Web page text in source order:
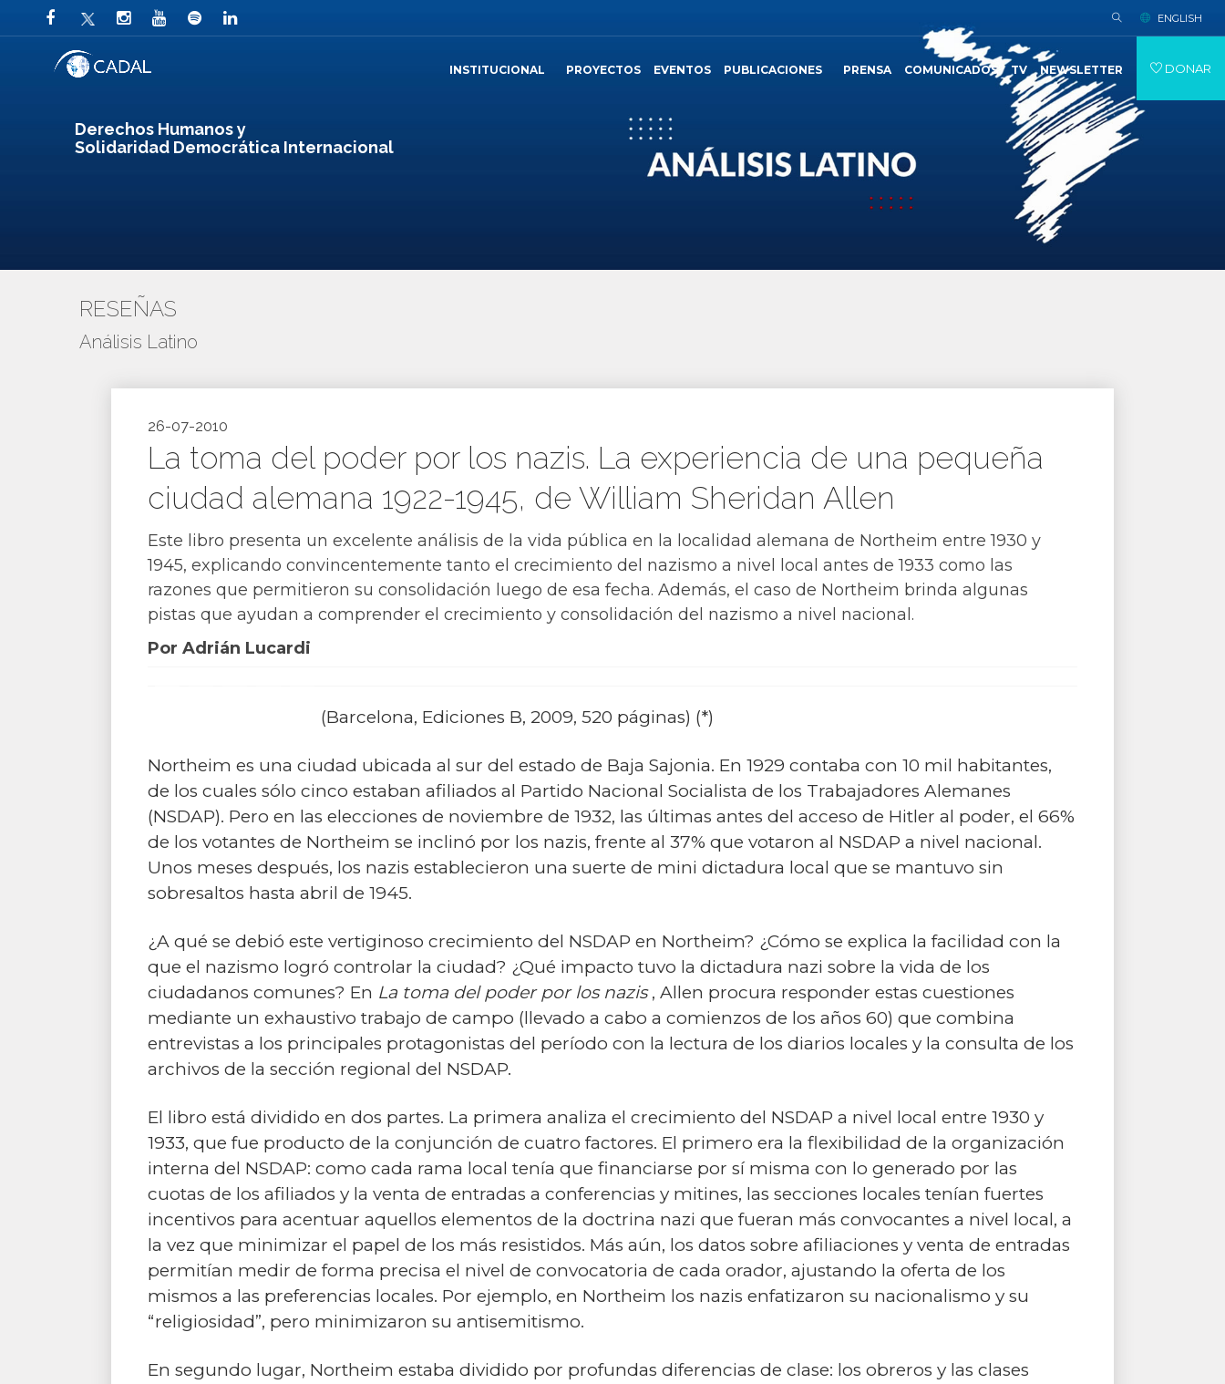
Derechos Humanos y
Solidaridad Democrática Internacional
ENGLISH
INSTITUCIONAL PROYECTOS EVENTOS PUBLICACIONES PRENSA COMUNICADOS TV NEWSLETTER DONAR
RESEÑAS
Análisis Latino
26-07-2010
La toma del poder por los nazis. La experiencia de una pequeña
ciudad alemana 1922-1945, de William Sheridan Allen
Este libro presenta un excelente análisis de la vida pública en la localidad alemana de Northeim entre 1930 y
1945, explicando convincentemente tanto el crecimiento del nazismo a nivel local antes de 1933 como las
razones que permitieron su consolidación luego de esa fecha. Además, el caso de Northeim brinda algunas
pistas que ayudan a comprender el crecimiento y consolidación del nazismo a nivel nacional.
Por Adrián Lucardi
(Barcelona, Ediciones B, 2009, 520 páginas) (*)
Northeim es una ciudad ubicada al sur del estado de Baja Sajonia. En 1929 contaba con 10 mil habitantes,
de los cuales sólo cinco estaban afiliados al Partido Nacional Socialista de los Trabajadores Alemanes
(NSDAP). Pero en las elecciones de noviembre de 1932, las últimas antes del acceso de Hitler al poder, el 66%
de los votantes de Northeim se inclinó por los nazis, frente al 37% que votaron al NSDAP a nivel nacional.
Unos meses después, los nazis establecieron una suerte de mini dictadura local que se mantuvo sin
sobresaltos hasta abril de 1945.
¿A qué se debió este vertiginoso crecimiento del NSDAP en Northeim? ¿Cómo se explica la facilidad con la
que el nazismo logró controlar la ciudad? ¿Qué impacto tuvo la dictadura nazi sobre la vida de los
ciudadanos comunes? En La toma del poder por los nazis, Allen procura responder estas cuestiones
mediante un exhaustivo trabajo de campo (llevado a cabo a comienzos de los años 60) que combina
entrevistas a los principales protagonistas del período con la lectura de los diarios locales y la consulta de los
archivos de la sección regional del NSDAP.
El libro está dividido en dos partes. La primera analiza el crecimiento del NSDAP a nivel local entre 1930 y
1933, que fue producto de la conjunción de cuatro factores. El primero era la flexibilidad de la organización
interna del NSDAP: como cada rama local tenía que financiarse por sí misma con lo generado por las
cuotas de los afiliados y la venta de entradas a conferencias y mitines, las secciones locales tenían fuertes
incentivos para acentuar aquellos elementos de la doctrina nazi que fueran más convocantes a nivel local, a
la vez que minimizar el papel de los más resistidos. Más aún, los datos sobre afiliaciones y venta de entradas
permitían medir de forma precisa el nivel de convocatoria de cada orador, ajustando la oferta de los
mismos a las preferencias locales. Por ejemplo, en Northeim los nazis enfatizaron su nacionalismo y su
“religiosidad”, pero minimizaron su antisemitismo.
En segundo lugar, Northeim estaba dividido por profundas diferencias de clase: los obreros y las clases